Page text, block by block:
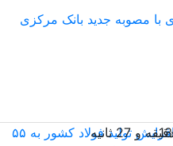
مصوبه جدید بانک مرکزی